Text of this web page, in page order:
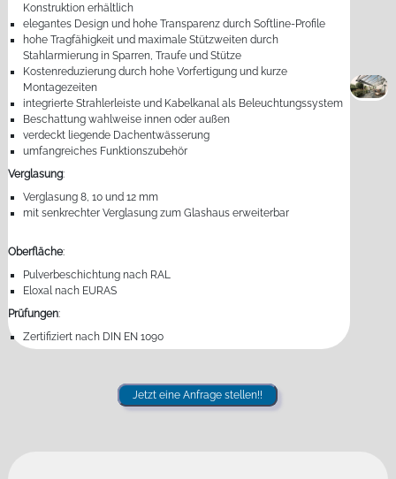
Konstruktion erhältlich
elegantes Design und hohe Transparenz durch Softline-Profile
hohe Tragfähigkeit und maximale Stützweiten durch
Stahlarmierung in Sparren, Traufe und Stütze
Kostenreduzierung durch hohe Vorfertigung und kurze
Montagezeiten
integrierte Strahlerleiste und Kabelkanal als Beleuchtungssystem
Beschattung wahlweise innen oder außen
verdeckt liegende Dachentwässerung
umfangreiches Funktionszubehör
Verglasung:
Verglasung 8, 10 und 12 mm
mit senkrechter Verglasung zum Glashaus erweiterbar
Oberfläche:
Pulverbeschichtung nach RAL
Eloxal nach EURAS
Prüfungen:
Zertifiziert nach DIN EN 1090
Jetzt eine Anfrage stellen!!